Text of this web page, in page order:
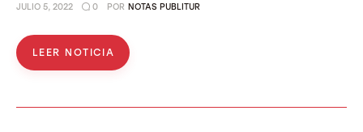
JULIO 5, 2022 0 POR NOTAS PUBLITUR
LEER NOTICIA